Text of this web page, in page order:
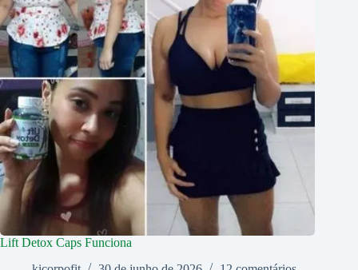
Lift Detox Caps Funciona